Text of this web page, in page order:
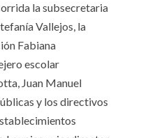
la subsecretaria
Vallejos, la
Fabiana
escolar
Juan Manuel
y los directivos